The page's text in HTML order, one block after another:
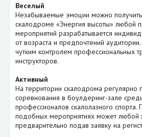
Веселый
Незабываемые эмоции можно
скалодроме «Энергия высоты» любой
мероприятий разрабатывается
от возраста и предпочтений
чутким контролем профессиональных
инструкторов.
Активный
На территории скалодрома регулярно
соревнования в боулдеринг-зале
профессионалов скалолазного спорта.
подобных мероприятиях может любой
предварительно подав заявку на